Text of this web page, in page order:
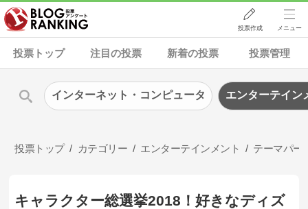
投票作成 メニュー
投票トップ 注目の投票 新着の投票 投票管理
投票トップ カテゴリー エンターテインメント テーマパー
キャラクター総選挙2018！好きなディズ
インターネット・コンピュータ エンターテイン